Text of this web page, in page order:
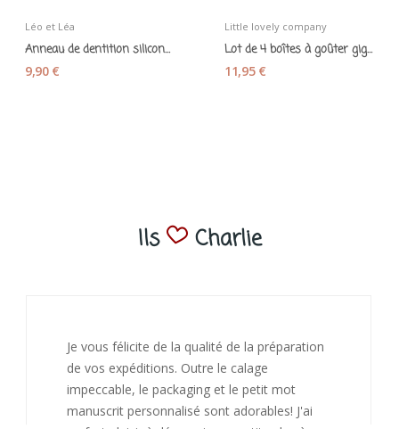
Léo et Léa
Anneau de dentition silicone "grand ours"...
9,90 €
Little lovely company
Lot de 4 boîtes à goûter gigognes « Dinosaures »
11,95 €
Ils Charlie
J’ai adoré ouvrir ce paquet votre message est
bienveillant et fait plaisir. Je ne manquerai pas
de recommandé chez vous. Bonne
continuation et merci à vous.